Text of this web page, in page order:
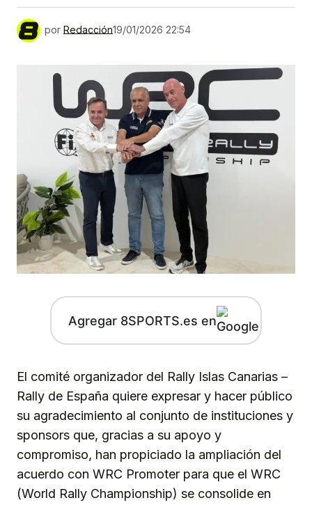
por Redacción19/01/2026 22:54
Agregar 8SPORTS.es en
El comité organizador del Rally Islas Canarias –
Rally de España quiere expresar y hacer público
su agradecimiento al conjunto de instituciones y
sponsors que, gracias a su apoyo y
compromiso, han propiciado la ampliación del
acuerdo con WRC Promoter para que el WRC
(World Rally Championship) se consolide en